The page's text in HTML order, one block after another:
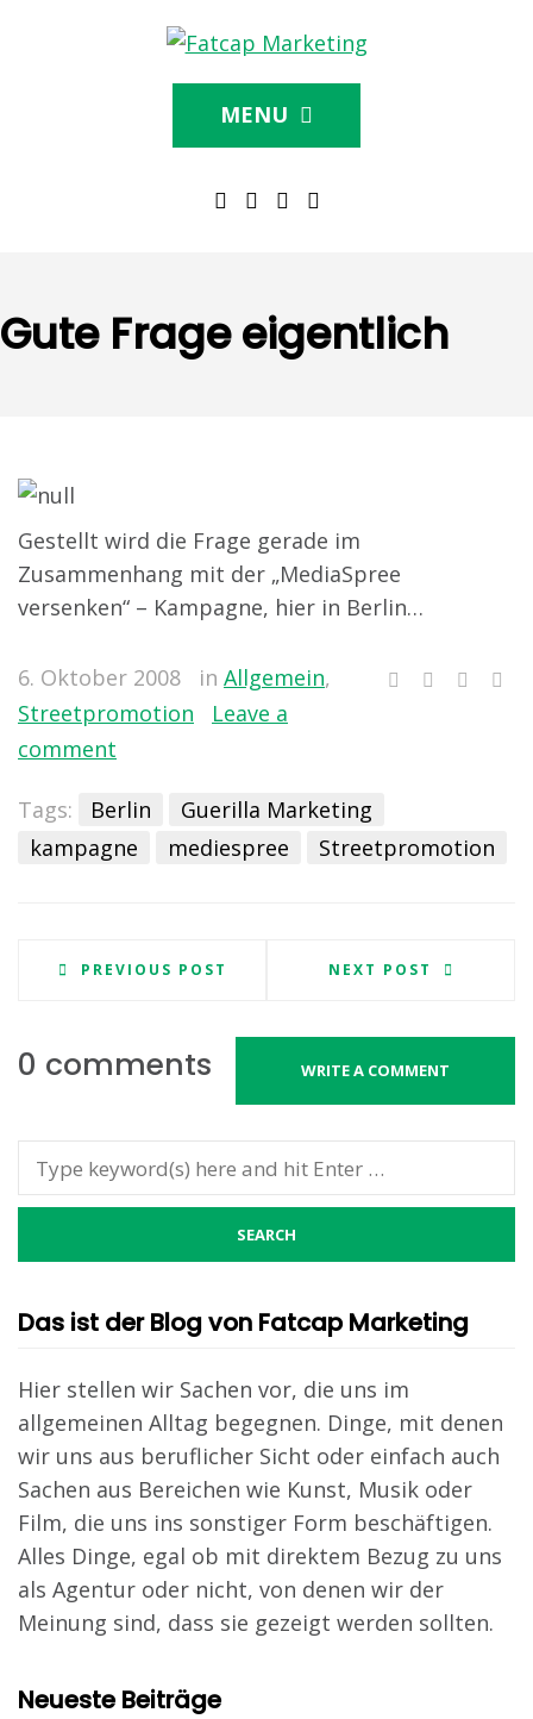
MENU
Gute Frage eigentlich
Gestellt wird die Frage gerade im
Zusammenhang mit der „MediaSpree
versenken“ – Kampagne, hier in Berlin…
6. Oktober 2008 in Allgemein,
Streetpromotion
Leave a
comment
Tags: Berlin
Guerilla Marketing
kampagne
mediespree Streetpromotion
PREVIOUS POST NEXT POST
0 comments WRITE A COMMENT
Das ist der Blog von Fatcap Marketing
Hier stellen wir Sachen vor, die uns im
allgemeinen Alltag begegnen. Dinge, mit denen
wir uns aus beruflicher Sicht oder einfach auch
Sachen aus Bereichen wie Kunst, Musik oder
Film, die uns ins sonstiger Form beschäftigen.
Alles Dinge, egal ob mit direktem Bezug zu uns
als Agentur oder nicht, von denen wir der
Meinung sind, dass sie gezeigt werden sollten.
Neueste Beiträge